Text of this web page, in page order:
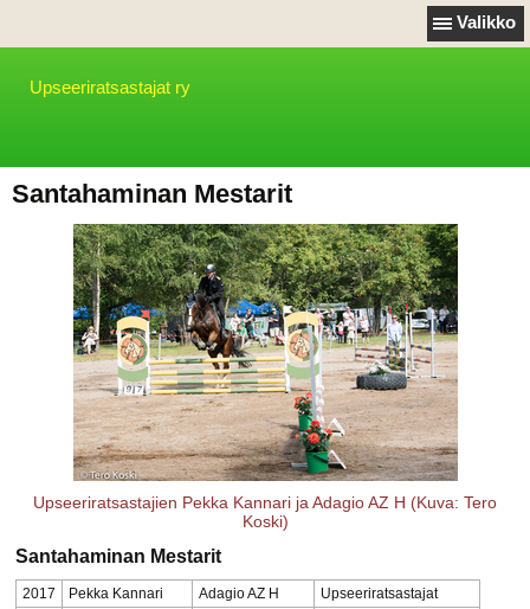
Valikko
Upseeriratsastajat ry
Santahaminan Mestarit
Upseeriratsastajien Pekka Kannari ja Adagio AZ H (Kuva: Tero
Koski)
Santahaminan Mestarit
2017 Pekka Kannari Adagio AZ H
Upseeriratsastajat